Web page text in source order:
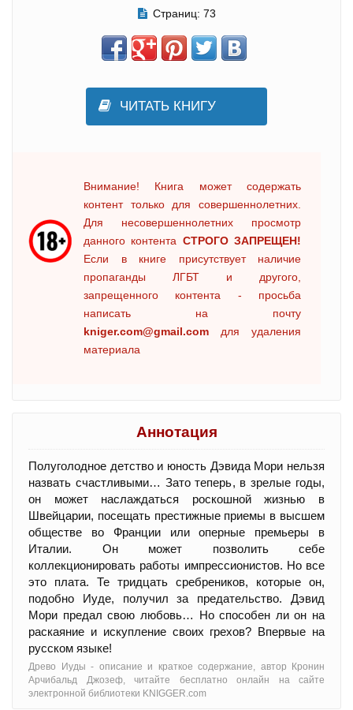
Страниц: 73
ЧИТАТЬ КНИГУ
Внимание! Книга может содержать
контент только для совершеннолетних.
Для несовершеннолетних просмотр
данного контента СТРОГО ЗАПРЕЩЕН!
Если в книге присутствует наличие
пропаганды ЛГБТ и другого,
запрещенного контента - просьба
написать на почту
kniger.com@gmail.com для удаления
материала
Аннотация
Полуголодное детство и юность Дэвида Мори нельзя
назвать счастливыми… Зато теперь, в зрелые годы,
он может наслаждаться роскошной жизнью в
Швейцарии, посещать престижные приемы в высшем
обществе во Франции или оперные премьеры в
Италии. Он может позволить себе
коллекционировать работы импрессионистов. Но все
это плата. Те тридцать сребреников, которые он,
подобно Иуде, получил за предательство. Дэвид
Мори предал свою любовь… Но способен ли он на
раскаяние и искупление своих грехов? Впервые на
русском языке!
Древо Иуды - oписание и краткое содержание, автор Кронин
Арчибальд Джозеф, читайте бесплатно онлайн на сайте
электронной библиотеки KNIGGER.com